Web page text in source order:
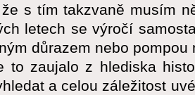
s tím takzvaně musím
letech se výročí
důrazem nebo pompou
to zaujalo z hlediska
a celou záležitost